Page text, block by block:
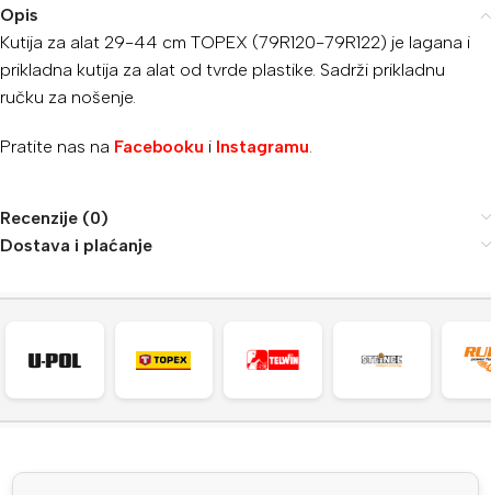
Opis
Kutija za alat 29-44 cm TOPEX (79R120-79R122) je lagana i
prikladna kutija za alat od tvrde plastike. Sadrži prikladnu
ručku za nošenje.
Pratite nas na Facebooku i Instagramu
Recenzije (0)
Dostava i plaćanje